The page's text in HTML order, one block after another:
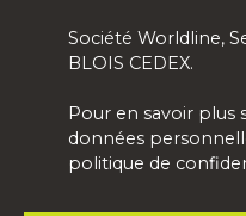
Société Worldline,
BLOIS CEDEX.
Pour en savoir plus
données
politique de